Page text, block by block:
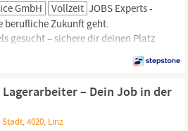
GmbH Vollzeit JOBS Experts -
berufliche Zukunft geht.
gesucht – sichere dir deinen Platz
Stapler, packst gerne mit an und
und echten Perspektiven?
für dich! •
– Dein Job in der
4020, Linz